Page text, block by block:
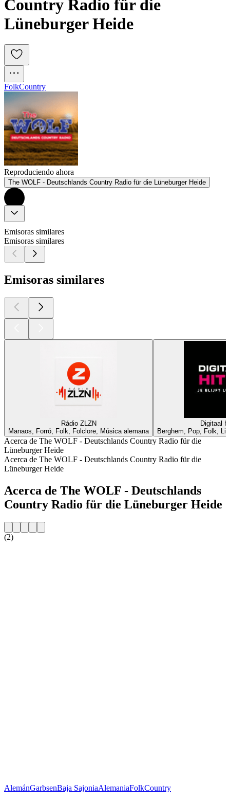
Country Radio für die
Lüneburger Heide
FolkCountry
Reproduciendo ahora
The WOLF - Deutschlands Country Radio für die Lüneburger Heide
Emisoras similares
Emisoras similares
Emisoras similares
Rádio ZLZN
Manaos, Forró, Folk, Folclore, Música alemana
Digitaal
Berghem, Pop, Folk,
Acerca de The WOLF - Deutschlands Country Radio für die
Lüneburger Heide
Acerca de The WOLF - Deutschlands Country Radio für die
Lüneburger Heide
Acerca de The WOLF - Deutschlands
Country Radio für die Lüneburger Heide
(2)
AlemánGarbsenBaja SajoniaAlemaniaFolkCountry